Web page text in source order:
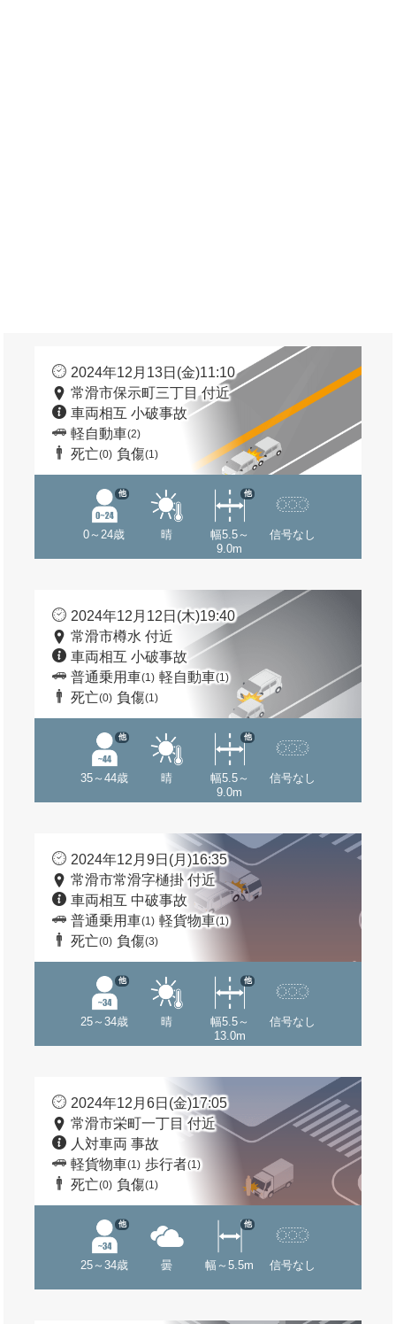
2024年12月13日(金)11:10
常滑市保示町三丁目 付近
車両相互 小破事故
軽自動車(2)
死亡(0) 負傷(1)
0～24歳
他
晴
幅5.5～
9.0m
他
信号なし
2024年12月12日(木)19:40
常滑市樽水 付近
車両相互 小破事故
普通乗用車(1) 軽自動車(1)
死亡(0) 負傷(1)
35～44歳
他
晴
幅5.5～
9.0m
他
信号なし
2024年12月9日(月)16:35
常滑市常滑字樋掛 付近
車両相互 中破事故
普通乗用車(1) 軽貨物車(1)
死亡(0) 負傷(3)
25～34歳
他
晴
幅5.5～
13.0m
他
信号なし
2024年12月6日(金)17:05
常滑市栄町一丁目 付近
人対車両 事故
軽貨物車(1) 歩行者(1)
死亡(0) 負傷(1)
25～34歳
他
曇 幅～5.5m
他
信号なし